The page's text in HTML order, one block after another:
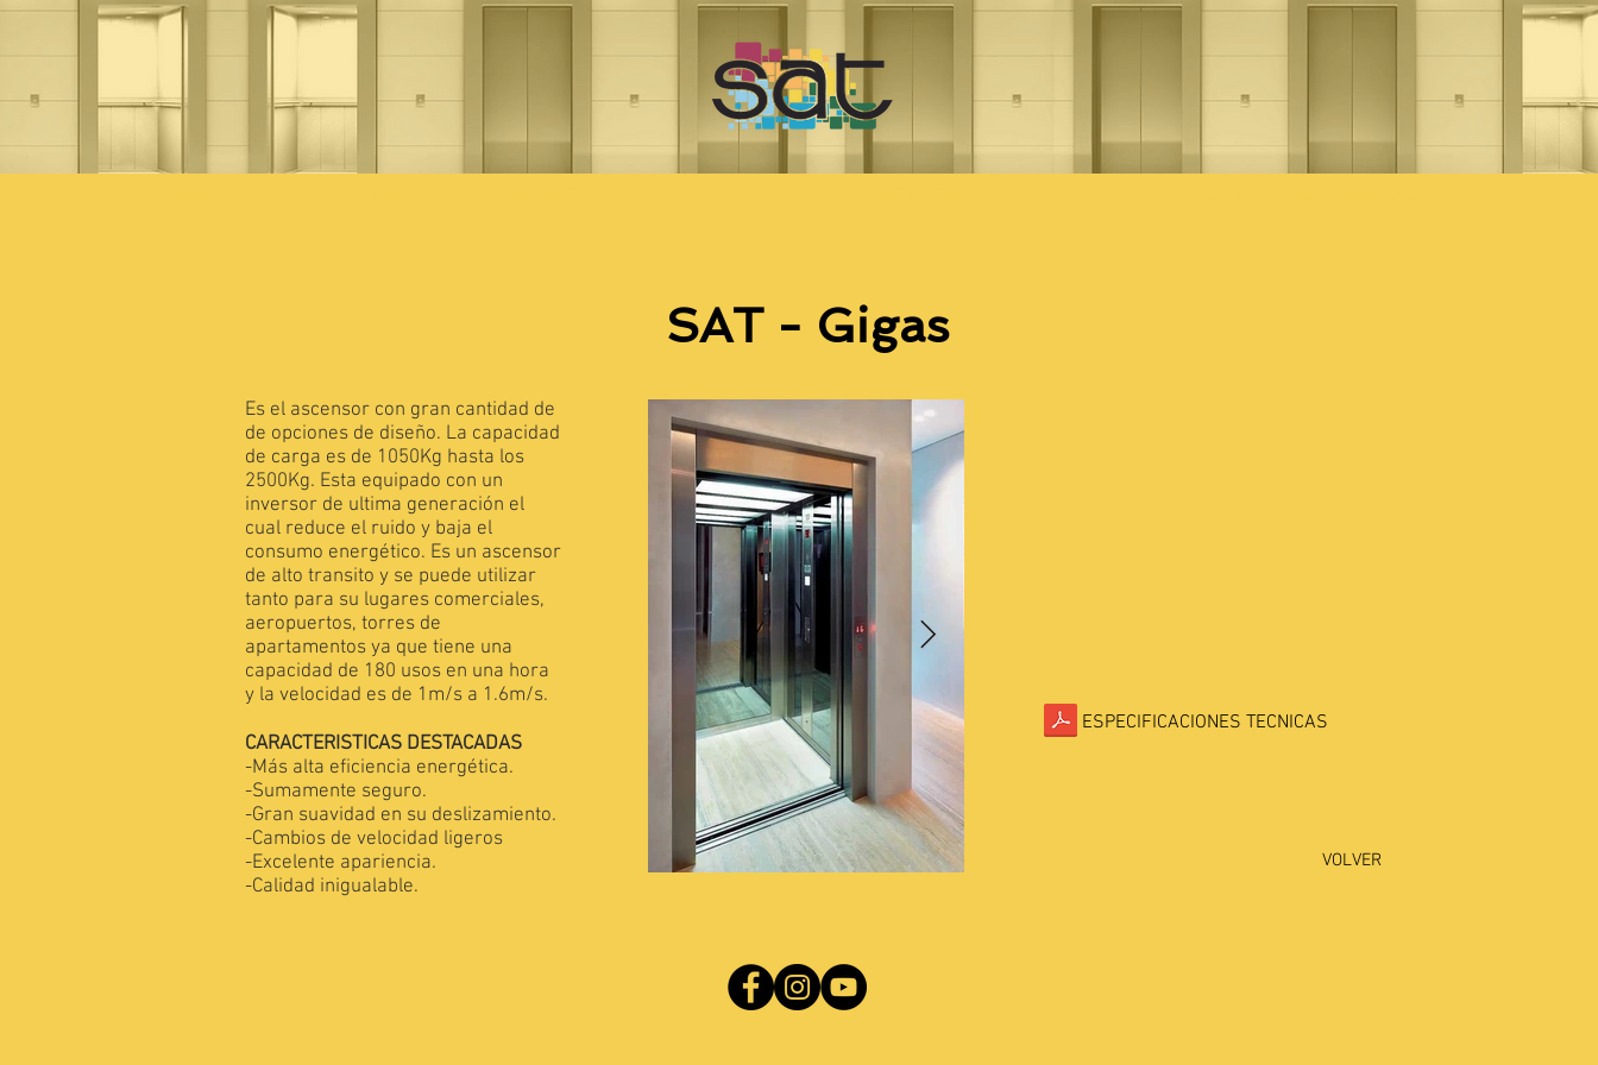
SAT - Gigas
Es el ascensor con gran cantidad de
de opciones de diseño. La capacidad
de carga es de 1050Kg hasta los
2500Kg. Esta equipado con un
inversor de ultima generación el
cual reduce el ruido y baja el
consumo energético. Es un ascensor
de alto transito y se puede utilizar
tanto para su lugares comerciales,
aeropuertos, torres de
apartamentos ya que tiene una
capacidad de 180 usos en una hora
y la velocidad es de 1m/s a 1.6m/s.
CARACTERISTICAS DESTACADAS
-Más alta eficiencia energética.
-Sumamente seguro.
-Gran suavidad en su deslizamiento.
-Cambios de velocidad ligeros
-Excelente apariencia.
-Calidad inigualable.
ESPECIFICACIONES TECNICAS
VOLVER